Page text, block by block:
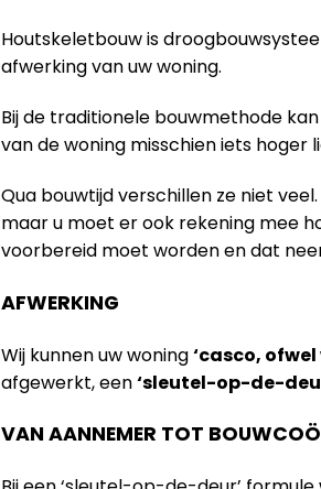
Houtskeletbouw is
afwerking van uw woning.
Bij de traditionele bouwmethode
van de woning misschien iets hoger
Qua bouwtijd verschillen ze niet
maar u moet er ook rekening mee
voorbereid moet worden en dat
AFWERKING
Wij kunnen uw woning‘casco,
afgewerkt, een‘sleutel-op-de-
VAN AANNEMER TOT